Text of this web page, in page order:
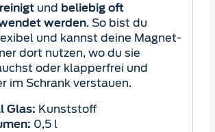
und beliebig oft
werden. So bist du
und kannst deine Magnet-
dort nutzen, wo du sie
oder klapperfrei und
im Schrank verstauen.
Glas: Kunststoff
0,5 l